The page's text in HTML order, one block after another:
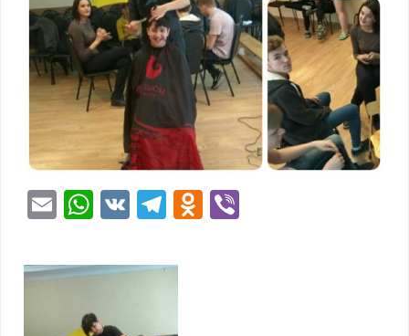
EmailWhatsApp
VK Telegram
Odnoklassniki